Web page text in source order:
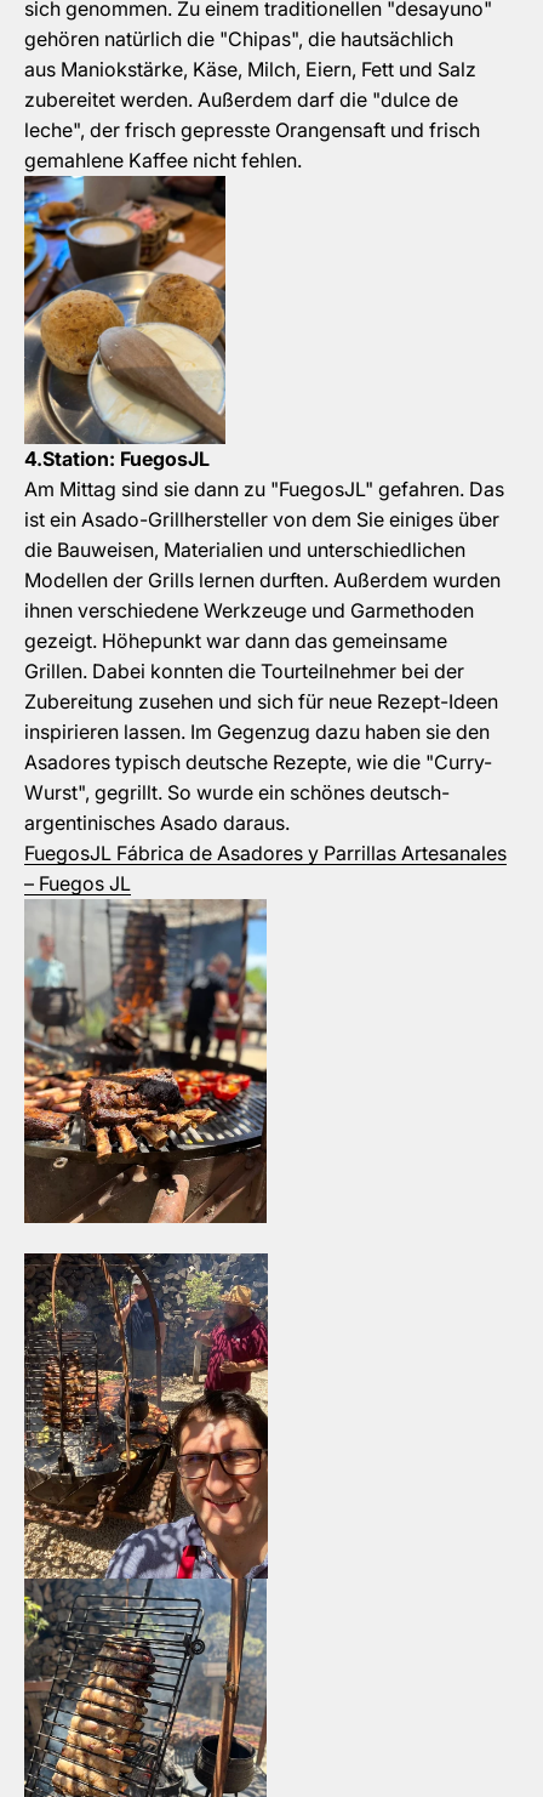
sich genommen. Zu einem traditionellen "desayuno"
gehören natürlich die "Chipas", die hautsächlich
aus Maniokstärke, Käse, Milch, Eiern, Fett und Salz
zubereitet werden. Außerdem darf die "dulce de
leche", der frisch gepresste Orangensaft und frisch
gemahlene Kaffee nicht fehlen.
4.Station: FuegosJL
Am Mittag sind sie dann zu "FuegosJL" gefahren. Das
ist ein Asado-Grillhersteller von dem Sie einiges über
die Bauweisen, Materialien und unterschiedlichen
Modellen der Grills lernen durften. Außerdem wurden
ihnen verschiedene Werkzeuge und Garmethoden
gezeigt. Höhepunkt war dann das gemeinsame
Grillen. Dabei konnten die Tourteilnehmer bei der
Zubereitung zusehen und sich für neue Rezept-Ideen
inspirieren lassen. Im Gegenzug dazu haben sie den
Asadores typisch deutsche Rezepte, wie die "Curry-
Wurst", gegrillt. So wurde ein schönes deutsch-
argentinisches Asado daraus.
FuegosJL Fábrica de Asadores y Parrillas Artesanales
– Fuegos JL